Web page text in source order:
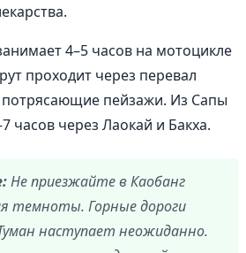
4–5 часов на мотоцикле
проходит через перевал
потрясающие пейзажи. Из Сапы
часов через Лаокай и Бакха.
Не приезжайте в Каобанг
темноты. Горные дороги
наступает неожиданно.